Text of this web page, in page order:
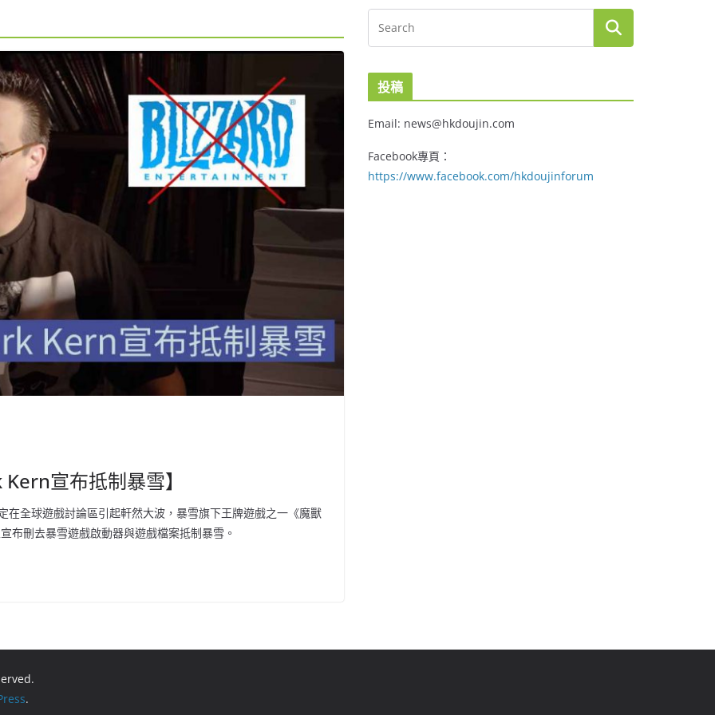
宣布抵制暴雪】
全球遊戲討論區引起軒然大波，暴雪旗下王牌遊戲之一《魔獸
刪去暴雪遊戲啟動器與遊戲檔案抵制暴雪。
投稿
Email: news@hkdoujin.com
Facebook專頁：
https://www.facebook.com/hkdoujinforum
.